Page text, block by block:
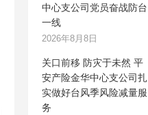
中心支公司党员奋战防台
一线
2026年8月8日
关口前移 防灾于未然 平
安产险金华中心支公司扎
实做好台风季风险减量服
务